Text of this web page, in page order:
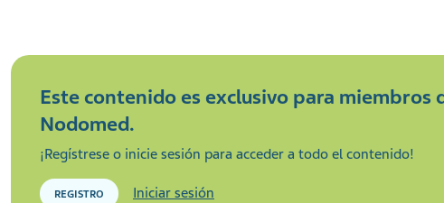
Este contenido es exclusivo para miembros
Nodomed.
¡Regístrese o inicie sesión para acceder a todo el contenido!
REGISTRO Iniciar sesión